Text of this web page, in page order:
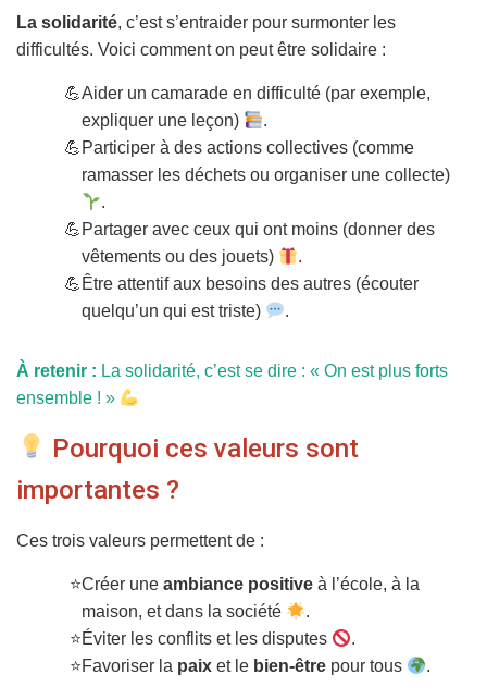
La solidarité, c’est s’entraider pour surmonter les
difficultés. Voici comment on peut être solidaire :
Aider un camarade en difficulté (par exemple,
expliquer une leçon)
.
Participer à des actions collectives (comme
ramasser les déchets ou organiser une collecte)
.
Partager avec ceux qui ont moins (donner des
vêtements ou des jouets)
.
Être attentif aux besoins des autres (écouter
quelqu’un qui est triste)
.
À retenir : La solidarité, c’est se dire : « On est plus forts
ensemble ! »
Pourquoi ces valeurs sont
importantes ?
Ces trois valeurs permettent de :
Créer une ambiance positive à l’école, à la
maison, et dans la société
.
Éviter les conflits et les disputes
.
Favoriser la paix et le bien-être pour tous .